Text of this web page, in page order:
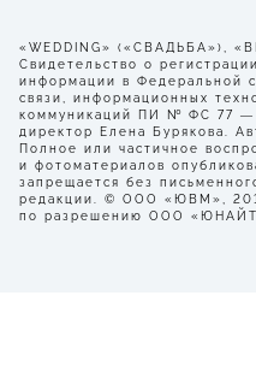
«WEDDING» («СВАДЬБА»),
Свидетельство о
информации в Федеральной
связи, информационных
коммуникаций ПИ № ФС 77 —
директор Елена Бурякова.
Полное или частичное
и фотоматериалов
запрещается без
редакции. © ООО «ЮВМ»,
по разрешению ООО